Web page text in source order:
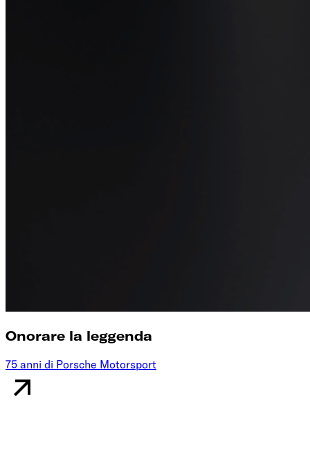
Onorare la leggenda
75 anni di Porsche Motorsport